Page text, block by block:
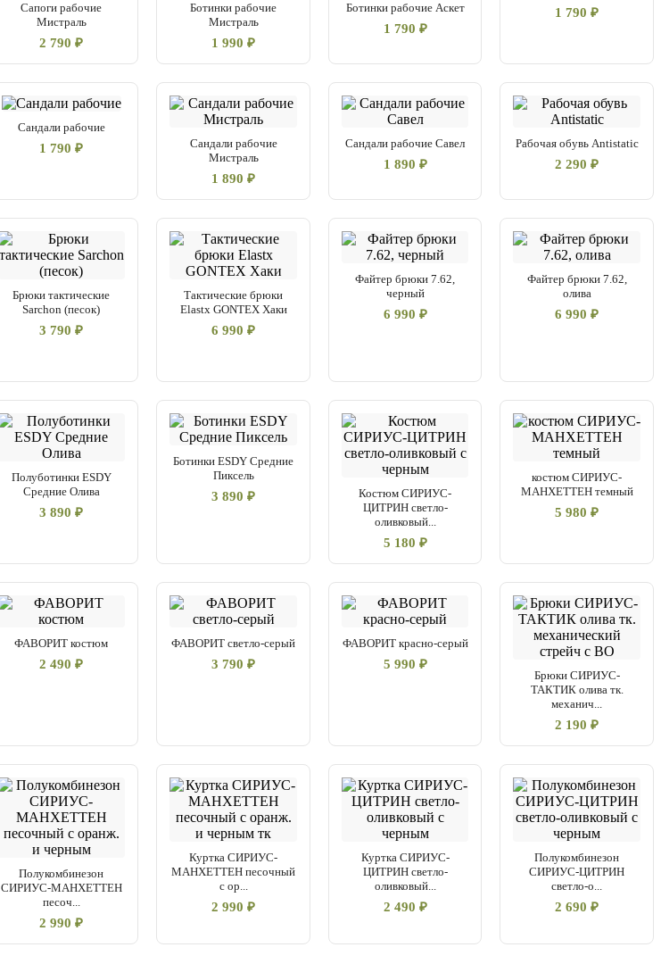
Сапоги рабочие
Мистраль
2 790 ₽
Ботинки рабочие
Мистраль
1 990 ₽
Ботинки рабочие Аскет
1 790 ₽
1 790 ₽
Сандали рабочие
1 790 ₽
Сандали рабочие
Мистраль
1 890 ₽
Сандали рабочие Савел
1 890 ₽
Рабочая обувь Antistatic
2 290 ₽
Брюки тактические
Sarchon (песок)
3 790 ₽
Тактические брюки
Elastx GONTEX Хаки
6 990 ₽
Файтер брюки 7.62,
черный
6 990 ₽
Файтер брюки 7.62,
олива
6 990 ₽
Полуботинки ESDY
Средние Олива
3 890 ₽
Ботинки ESDY Средние
Пиксель
3 890 ₽
Костюм СИРИУС-
ЦИТРИН светло-
оливковый...
5 180 ₽
костюм СИРИУС-
МАНХЕТТЕН темный
5 980 ₽
ФАВОРИТ костюм
2 490 ₽
ФАВОРИТ светло-серый
3 790 ₽
ФАВОРИТ красно-серый
5 990 ₽
Брюки СИРИУС-
ТАКТИК олива тк.
механич...
2 190 ₽
Полукомбинезон
СИРИУС-МАНХЕТТЕН
песоч...
2 990 ₽
Куртка СИРИУС-
МАНХЕТТЕН песочный
с ор...
2 990 ₽
Куртка СИРИУС-
ЦИТРИН светло-
оливковый...
2 490 ₽
Полукомбинезон
СИРИУС-ЦИТРИН
светло-о...
2 690 ₽